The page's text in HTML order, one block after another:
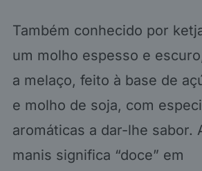
Também conhecido por
um molho espesso e
a melaço, feito à base de
e molho de soja, com
aromáticas a dar-lhe sabor.
manis significa “doce” em